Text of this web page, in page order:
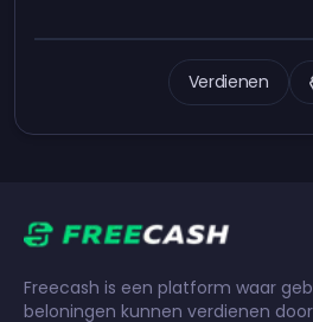
Verdienen
Freecash is een platform waar
beloningen kunnen verdienen